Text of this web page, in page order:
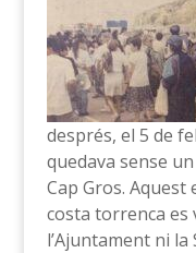
després, el 5 de
quedava sense
Cap Gros. Aquest
costa torrenca es
l’Ajuntament ni